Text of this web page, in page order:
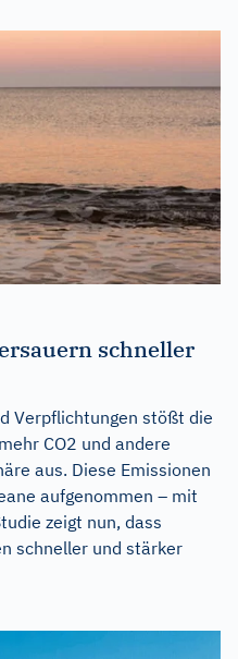
schneller
Verpflichtungen stößt die
CO2 und andere
aus. Diese Emissionen
aufgenommen – mit
zeigt nun, dass
schneller und stärker